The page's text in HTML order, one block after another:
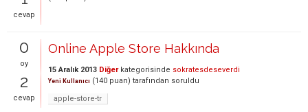
cevap
0
oy
2
cevap
Online Apple Store Hakkında
15 Aralık 2013 Diğerkategorisinde sokratesdeseverdi
Yeni Kullanıcı (140 puan) tarafından soruldu
apple-store-tr